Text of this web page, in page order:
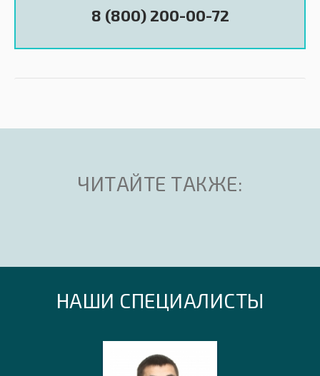
8 (800) 200-00-72
ЧИТАЙТЕ ТАКЖЕ:
НАШИ СПЕЦИАЛИСТЫ